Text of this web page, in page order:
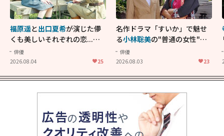
福原遥と出口夏希が演じた儚
くも美しいそれぞれの恋...生
きることの尊さを教えてくれ
た映画「あの花が咲く丘で、
俳優
2026.08.04
25
名作ドラマ「すいか」で魅せ
る小林聡美の"普通の女性"が
大人に刺さる...映画「かもめ
食堂」にも通じる静かな芝居
俳優
2026.08.03
23